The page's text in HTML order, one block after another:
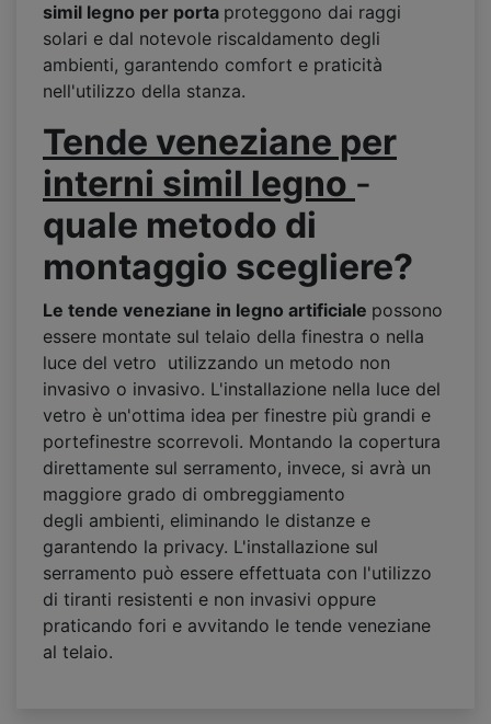
simil legno per porta proteggono dai raggi
solari e dal notevole riscaldamento degli
ambienti, garantendo comfort e praticità
nell'utilizzo della stanza.
Tende veneziane per
interni simil legno -
quale metodo di
montaggio scegliere?
Le tende veneziane in legno artificiale possono
essere montate sul telaio della finestra o nella
luce del vetro utilizzando un metodo non
invasivo o invasivo. L'installazione nella luce del
vetro è un'ottima idea per finestre più grandi e
portefinestre scorrevoli. Montando la copertura
direttamente sul serramento, invece, si avrà un
maggiore grado di ombreggiamento
degli ambienti, eliminando le distanze e
garantendo la privacy. L'installazione sul
serramento può essere effettuata con l'utilizzo
di tiranti resistenti e non invasivi oppure
praticando fori e avvitando le tende veneziane
al telaio.